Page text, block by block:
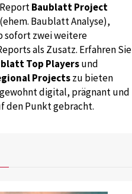
Baublatt Project
Baublatt Analyse),
sofort zwei weitere
als Zusatz. Erfahren Sie
Top Playersund
Projectszu bieten
digital, prägnant und
den Punkt gebracht.